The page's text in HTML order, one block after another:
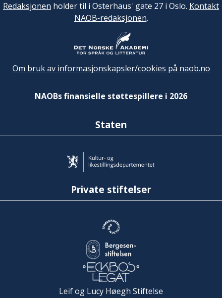
Redaksjonen holder til i Osterhaus' gate 27 i Oslo. Kontakt
NAOB-redaksjonen.
Om bruk av informasjonskapsler/cookies på naob.no
NAOBs finansielle støttespillere i 2026
Staten
Private stiftelser
Leif og Lucy Høegh Stiftelse